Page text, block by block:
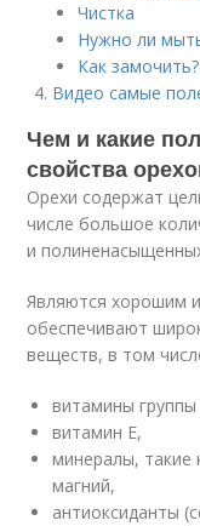
Чистка
Нужно ли
Как замочить?
Видео самые
Чем и какие
свойства
Орехи содержат
числе большое
и
Являются хорошим
обеспечивают
веществ, в том
витамины
витамин Е,
минералы, такие
магний,
антиоксиданты